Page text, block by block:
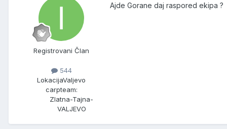
Registrovani Član
544
LokacijaValjevo
carpteam:
Zlatna-Tajna-
VALJEVO
Ajde Gorane daj raspored ekipa ?